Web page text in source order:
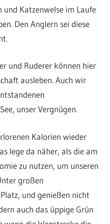
und Katzenwelse im Laufe
Den Anglern sei diese
und Ruderer können hier
ausleben. Auch wir
unser Vergnügen.
Kalorien wieder
lege da näher, als die am
zu nutzen, um unseren
großen
und genießen nicht
auch das üppige Grün